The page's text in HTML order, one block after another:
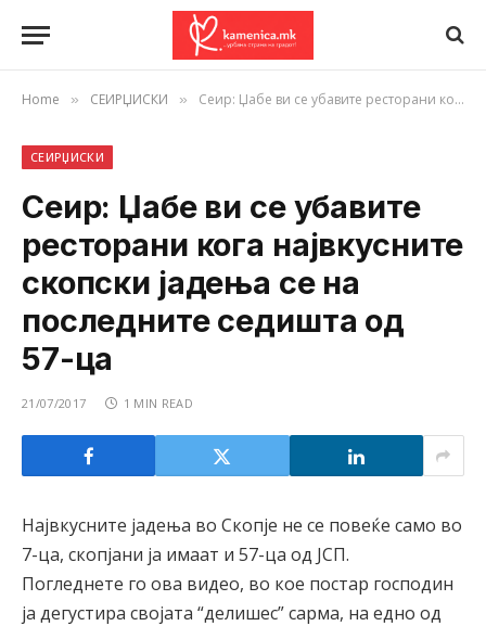
Home » СЕИРЏИСКИ » Сеир: Џабе ви се убавите ресторани кога највкусните скопски јадења се на последните седишта од 57-ца
СЕИРЏИСКИ
Сеир: Џабе ви се убавите
ресторани кога највкусните
скопски јадења се на
последните седишта од
57-ца
21/07/2017 1 MIN READ
Највкусните јадења во Скопје не се повеќе само во
7-ца, скопјани ја имаат и 57-ца од ЈСП.
Погледнете го ова видео, во кое постар господин
ја дегустира својата “делишес” сарма, на едно од